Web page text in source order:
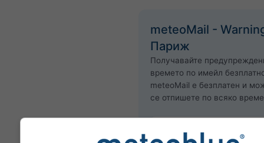
meteoMail -
Париж
Получавайте
времето по имейл
meteoMail е безплатен и
се отпишете по всяко